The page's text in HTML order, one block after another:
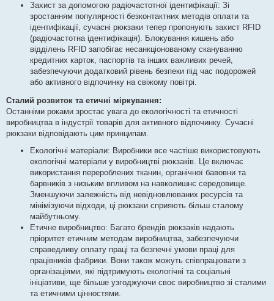
Захист за допомогою радіочастотної ідентифікації: Зі
зростанням популярності безконтактних методів оплати та
ідентифікації, сучасні рюкзаки тепер пропонують захист RFID
(радіочастотна ідентифікація). Блокування кишень або
відділень RFID запобігає несанкціонованому скануванню
кредитних карток, паспортів та інших важливих речей,
забезпечуючи додатковий рівень безпеки під час подорожей
або активного відпочинку на свіжому повітрі.
Сталий розвиток та етичні міркування:
Останніми роками зростає увага до екологічності та етичності
виробництва в індустрії товарів для активного відпочинку. Сучасні
рюкзаки відповідають цим принципам.
Екологічні матеріали: Виробники все частіше використовують
екологічні матеріали у виробництві рюкзаків. Це включає
використання перероблених тканин, органічної бавовни та
барвників з низьким впливом на навколишнє середовище.
Зменшуючи залежність від невідновлюваних ресурсів та
мінімізуючи відходи, ці рюкзаки сприяють більш сталому
майбутньому.
Етичне виробництво: Багато брендів рюкзаків надають
пріоритет етичним методам виробництва, забезпечуючи
справедливу оплату праці та безпечні умови праці для
працівників фабрики. Вони також можуть співпрацювати з
організаціями, які підтримують екологічні та соціальні
ініціативи, ще більше узгоджуючи своє виробництво зі сталими
та етичними цінностями.